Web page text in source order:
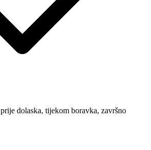
dolaska, tijekom boravka, završno